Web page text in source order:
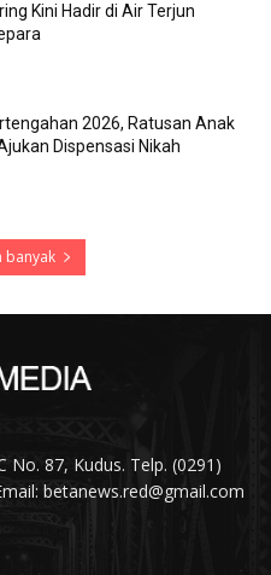
Kini Hadir di Air Terjun
2026, Ratusan Anak
Dispensasi Nikah
banyak
No. 87, Kudus. Telp. (0291)
betanews.red@gmail.com